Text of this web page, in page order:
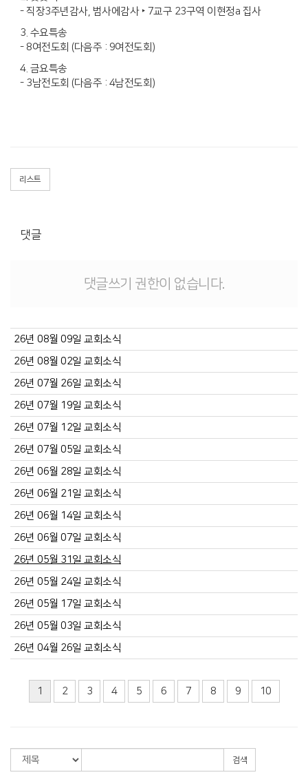
- 직장3주년감사, 범사에감사 ‣ 7교구 23구역 이현정a 집사
3. 수요특송
- 8여전도회 (다음주 : 9여전도회)
4. 금요특송
- 3남전도회 (다음주 : 4남전도회)
리스트
댓글
댓글쓰기 권한이 없습니다.
26년 08월 09일 교회소식
26년 08월 02일 교회소식
26년 07월 26일 교회소식
26년 07월 19일 교회소식
26년 07월 12일 교회소식
26년 07월 05일 교회소식
26년 06월 28일 교회소식
26년 06월 21일 교회소식
26년 06월 14일 교회소식
26년 06월 07일 교회소식
26년 05월 31일 교회소식
26년 05월 24일 교회소식
26년 05월 17일 교회소식
26년 05월 03일 교회소식
26년 04월 26일 교회소식
1 2 3 4 5 6 7 8 9 10
검색